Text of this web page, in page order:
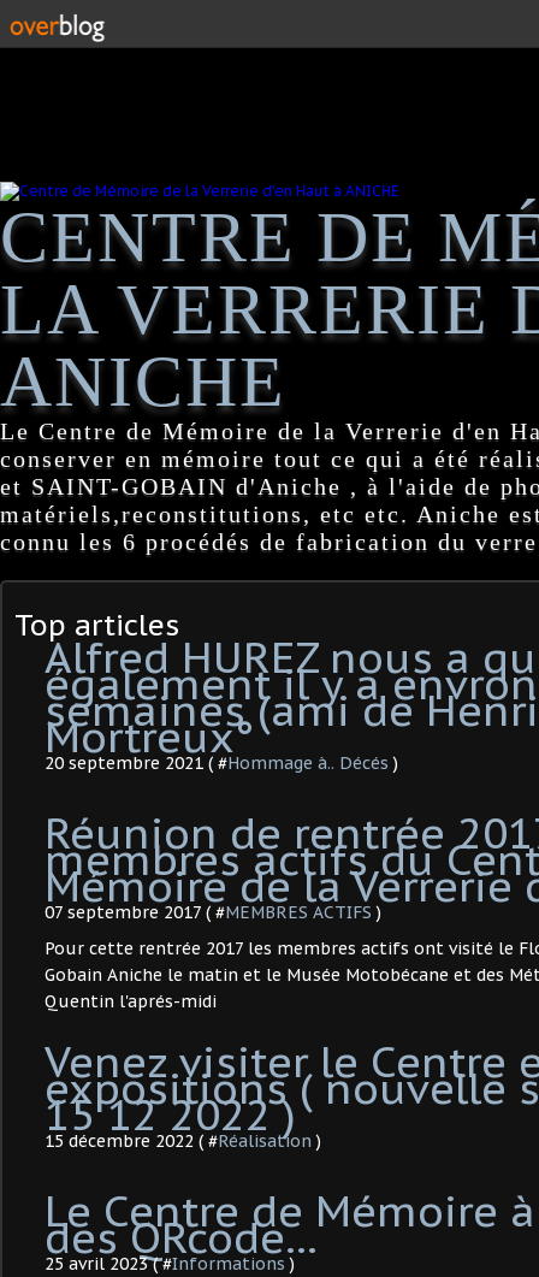
CENTRE DE
LA VERRERIE
ANICHE
Le Centre de Mémoire de la Verrerie d'en
conserver en mémoire tout ce qui a été
et SAINT-GOBAIN d'Aniche , à l'aide de
matériels,reconstitutions, etc etc. Aniche
connu les 6 procédés de fabrication du
Top articles
Alfred HUREZ nous a
également il y a
semaines (ami de Henri
Mortreux°
20 septembre 2021 ( #Hommage à.. Décés )
Réunion de rentrée
membres actifs du
Mémoire de la Verrerie
07 septembre 2017 ( #MEMBRES ACTIFS )
Pour cette rentrée 2017 les membres actifs ont visité le
Gobain Aniche le matin et le Musée Motobécane et des
Quentin l'aprés-midi
Venez visiter le Centre
expositions ( nouvelle
15 12 2022 )
15 décembre 2022 ( #Réalisation )
Le Centre de Mémoire
des QRcode...
25 avril 2023 ( #Informations )